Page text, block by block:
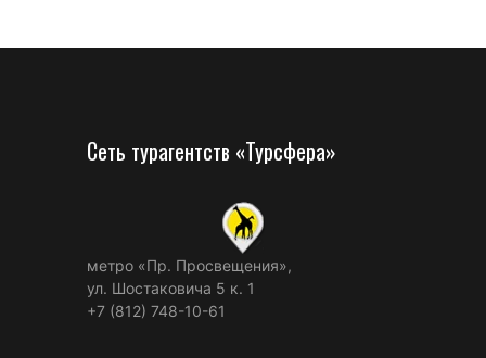
Сеть турагентств «Турсфера»
метро «Пр. Просвещения»,
ул. Шостаковича 5 к. 1
+7 (812) 748-10-61